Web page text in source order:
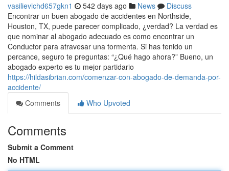
vasilievichd657gkn1 542 days ago News
Discuss
Encontrar un buen abogado de accidentes en Northside,
Houston, TX, puede parecer complicado, ¿verdad? La verdad es
que nominar al abogado adecuado es como encontrar un
Conductor para atravesar una tormenta. Si has tenido un
percance, seguro te preguntas: “¿Qué hago ahora?” Bueno, un
abogado experto es tu mejor partidario
https://hildasibrian.com/comenzar-con-abogado-de-demanda-por-
accidente/
Comments
Who Upvoted
Comments
Submit a Comment
No HTML